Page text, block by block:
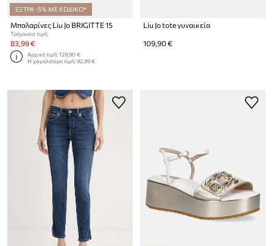
ΕΞΤΡΑ -5% ΜΕ ΚΩΔΙΚΟ*
Μπαλαρίνες Liu Jo BRIGITTE 15
Τρέχουσα τιμή:
83,99 €
Αρχική τιμή:129,90 €
Η χαμηλότερη τιμή:92,99 €
Liu Jo tote γυναικεία
109,90 €